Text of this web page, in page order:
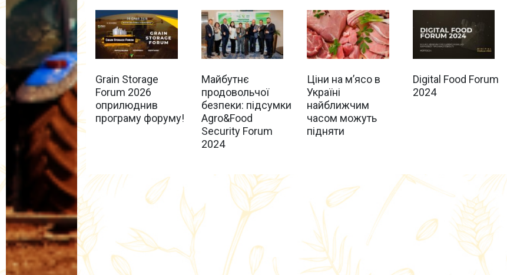
Grain Storage
Forum 2026
оприлюднив
програму форуму!
Майбутнє
продовольчої
безпеки: підсумки
Agro&Food
Security Forum
2024
Ціни на м’ясо в
Україні
найближчим
часом можуть
підняти
Digital Food Forum
2024